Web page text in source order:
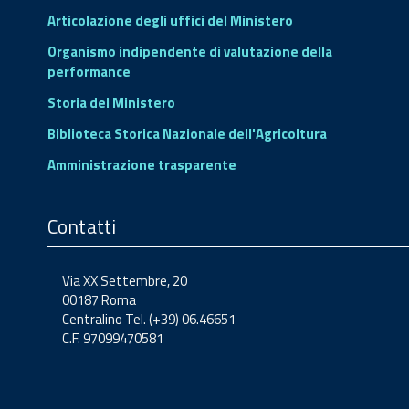
Articolazione degli uffici del Ministero
Organismo indipendente di valutazione della
performance
Storia del Ministero
Biblioteca Storica Nazionale dell'Agricoltura
Amministrazione trasparente
Contatti
Via XX Settembre, 20
00187 Roma
Centralino Tel. (+39) 06.46651
C.F. 97099470581